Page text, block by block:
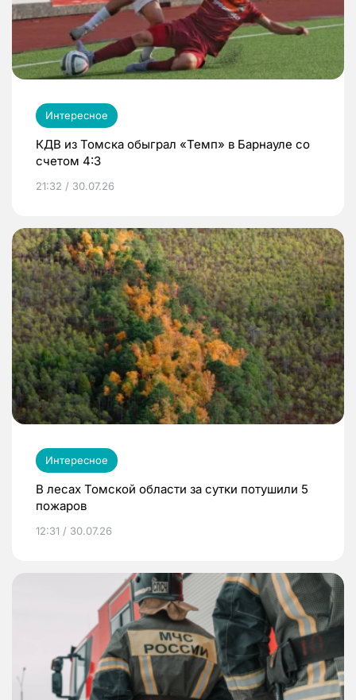
Интересное
КДВ из Томска обыграл «Темп» в Барнауле со
счетом 4:3
21:32 / 30.07.26
Интересное
В лесах Томской области за сутки потушили 5
пожаров
12:31 / 30.07.26